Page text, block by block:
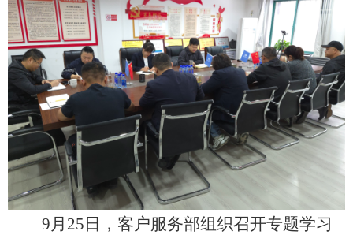
9月25日，客户服务部组织召开专题学习